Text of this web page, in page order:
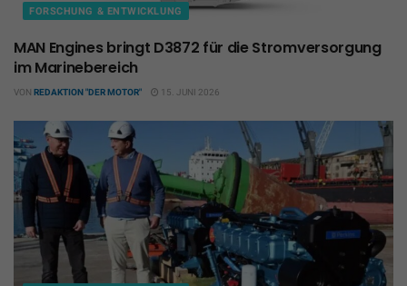
FORSCHUNG & ENTWICKLUNG
MAN Engines bringt D3872 für die Stromversorgung
im Marinebereich
VON REDAKTION "DER MOTOR" 15. JUNI 2026